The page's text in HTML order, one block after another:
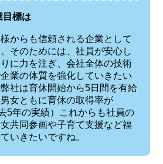
目標は
からも信頼される企業として
そのためには、社員が安心し
に力を注ぎ、会社全体の技術
業の体質を強化していきたい
社は育休開始から5日間を有給
女ともに育休の取得率が
5年の実績）これからも社員の
共同参画や子育て支援など福
いきたいですね。